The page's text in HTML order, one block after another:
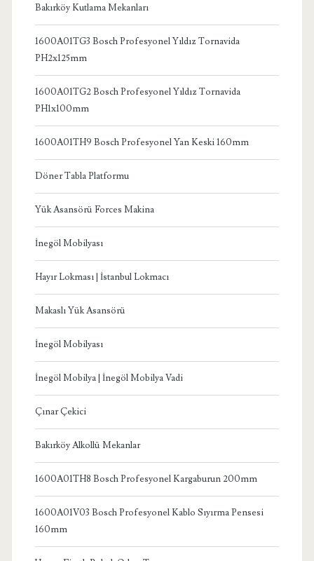
Bakırköy Kutlama Mekanları
1600A01TG3 Bosch Profesyonel Yıldız Tornavida
PH2x125mm
1600A01TG2 Bosch Profesyonel Yıldız Tornavida
PH1x100mm
1600A01TH9 Bosch Profesyonel Yan Keski 160mm
Döner Tabla Platformu
Yük Asansörü Forces Makina
İnegöl Mobilyası
Hayır Lokması | İstanbul Lokmacı
Makaslı Yük Asansörü
İnegöl Mobilyası
İnegöl Mobilya | İnegöl Mobilya Vadi
Çınar Çekici
Bakırköy Alkollü Mekanlar
1600A01TH8 Bosch Profesyonel Kargaburun 200mm
1600A01V03 Bosch Profesyonel Kablo Sıyırma Pensesi
160mm